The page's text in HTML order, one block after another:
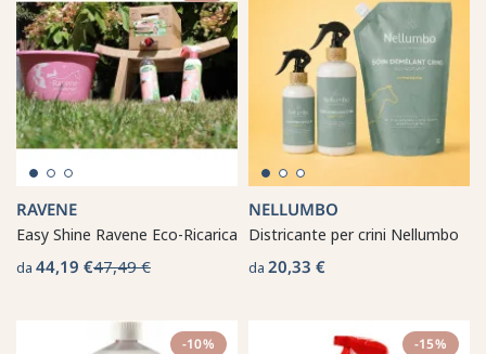
RAVENE
Easy Shine Ravene Eco-Ricarica
da 44,19 €47,49 €
NELLUMBO
Districante per crini Nellumbo
da 20,33 €
-10% -15%